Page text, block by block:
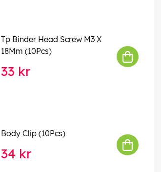
Tp Binder Head Screw M3 X
18Mm (10Pcs)
33 kr
Body Clip (10Pcs)
34 kr